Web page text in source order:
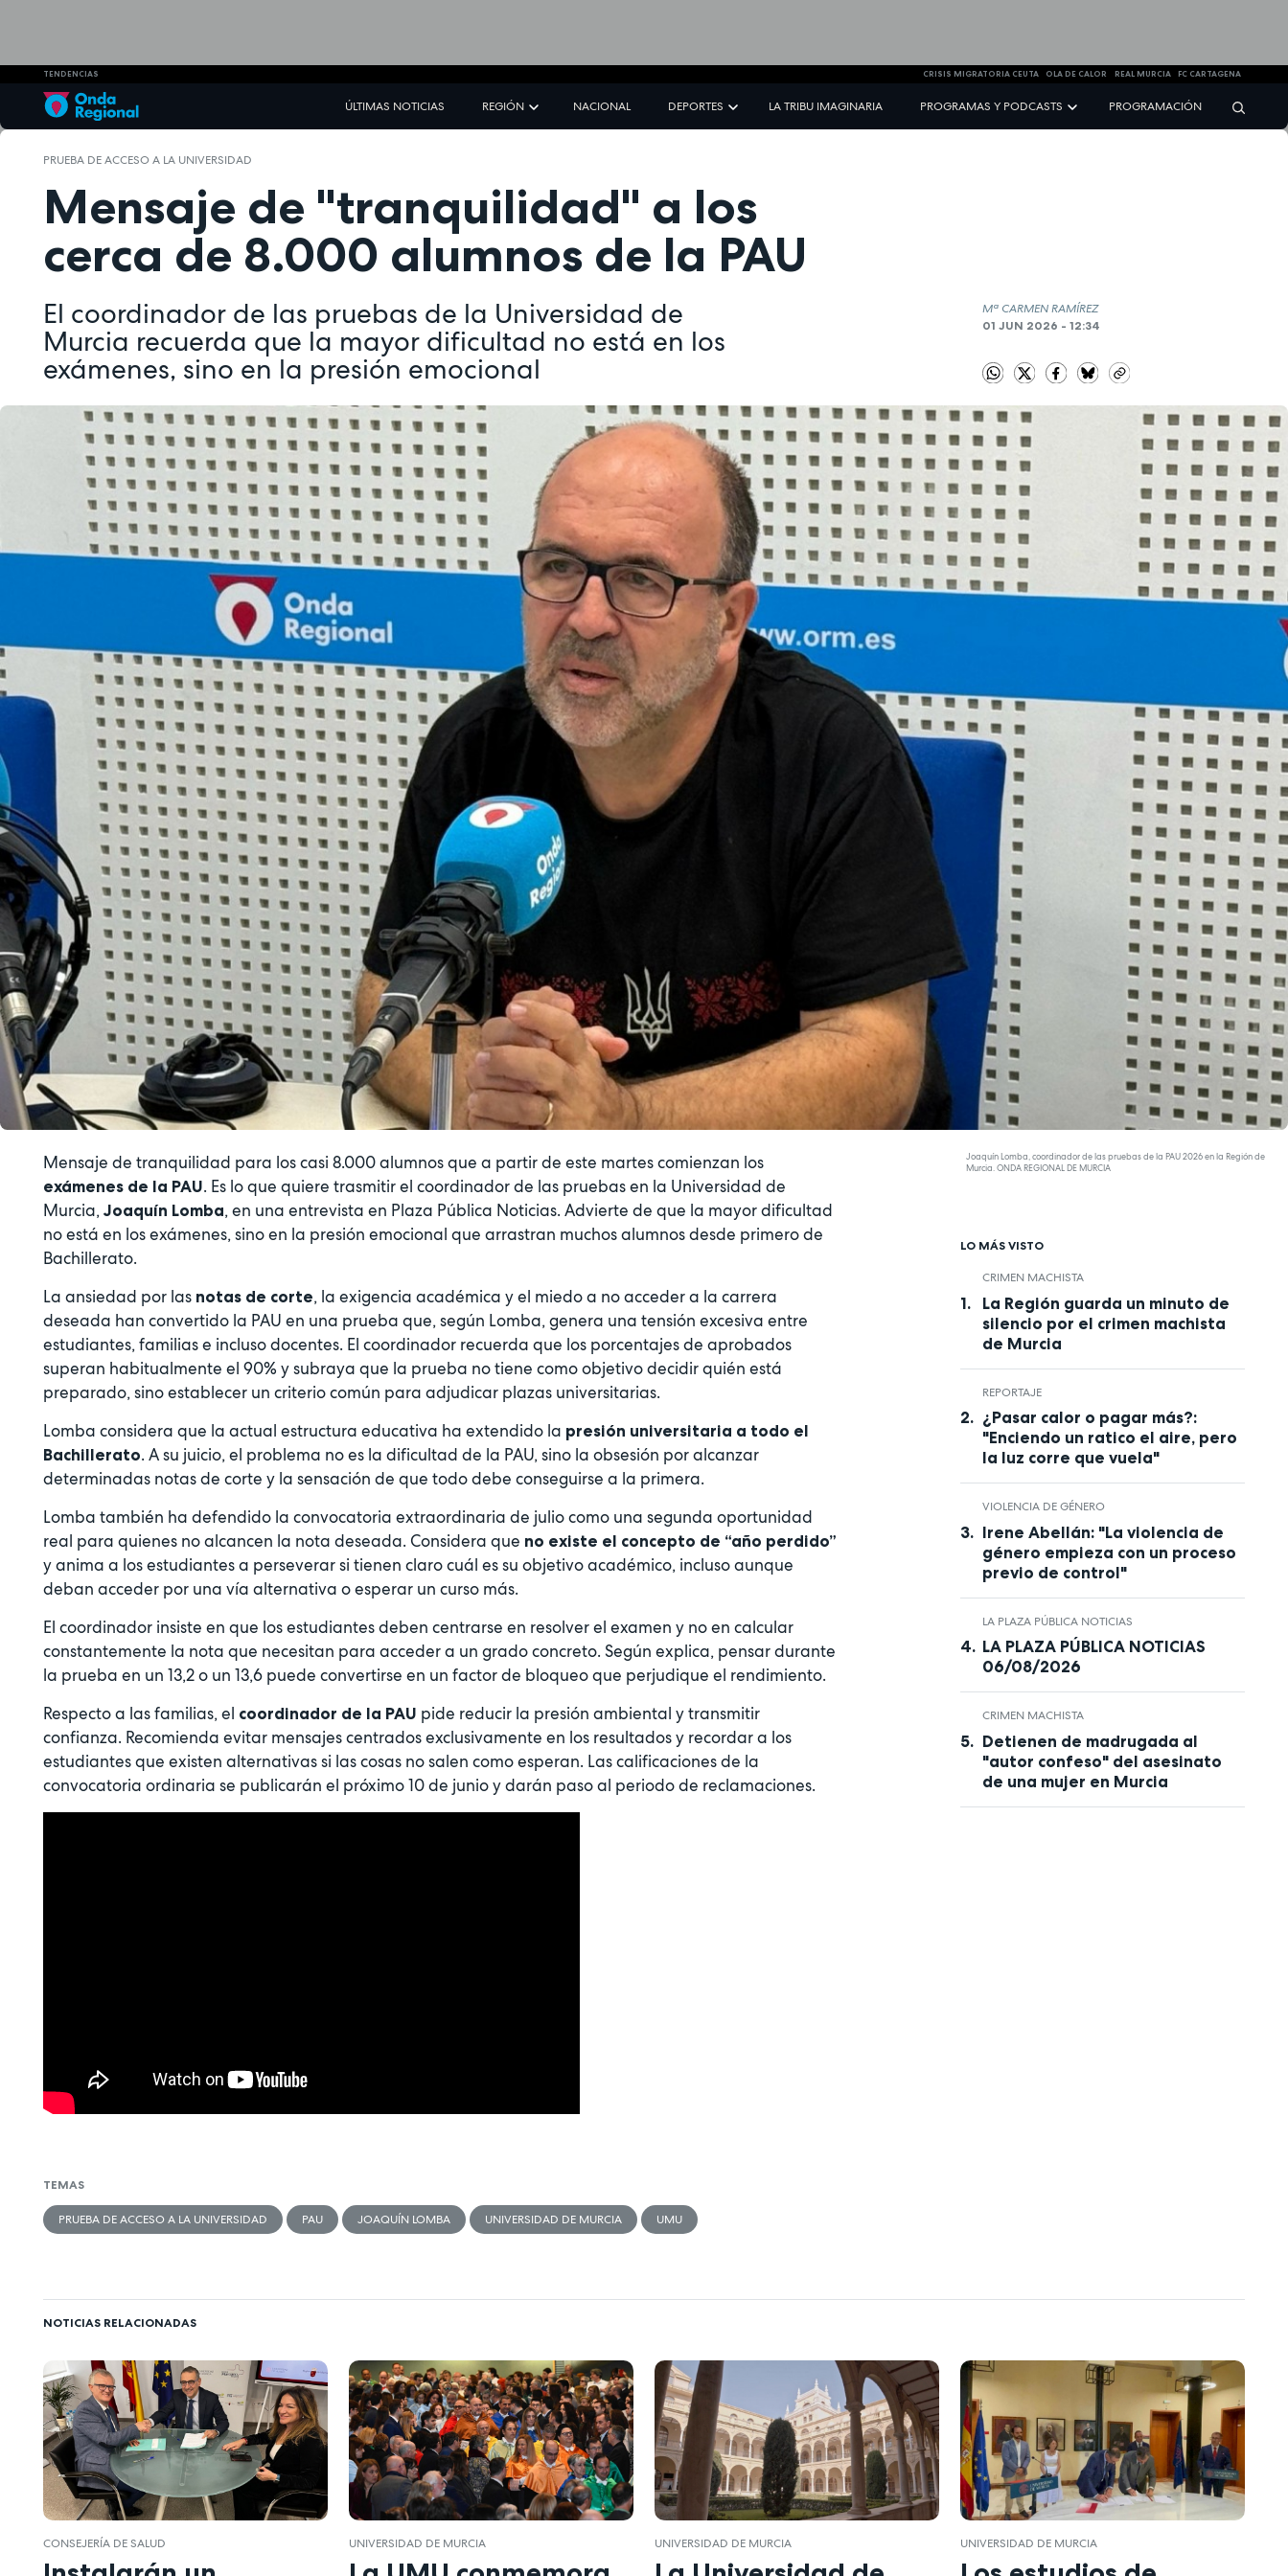
TENDENCIAS CRISIS MIGRATORIA CEUTA OLA DE CALOR REAL MURCIA FC CARTAGENA
ÚLTIMAS NOTICIAS REGIÓN NACIONAL DEPORTES LA TRIBU IMAGINARIA PROGRAMAS Y PODCASTS PROGRAMACIÓN
PRUEBA DE ACCESO A LA UNIVERSIDAD
Mensaje de "tranquilidad" a los
cerca de 8.000 alumnos de la PAU
El coordinador de las pruebas de la Universidad de
Murcia recuerda que la mayor dificultad no está en los
exámenes, sino en la presión emocional
Mª CARMEN RAMÍREZ
01 JUN 2026 - 12:34
Joaquín Lomba, coordinador de las pruebas de la PAU 2026 en la Región de
Murcia. ONDA REGIONAL DE MURCIA
Mensaje de tranquilidad para los casi 8.000 alumnos que a partir de este martes comienzan los
exámenes de la PAU. Es lo que quiere trasmitir el coordinador de las pruebas en la Universidad de
Murcia, Joaquín Lomba, en una entrevista en Plaza Pública Noticias. Advierte de que la mayor dificultad
no está en los exámenes, sino en la presión emocional que arrastran muchos alumnos desde primero de
Bachillerato.
La ansiedad por las notas de corte, la exigencia académica y el miedo a no acceder a la carrera
deseada han convertido la PAU en una prueba que, según Lomba, genera una tensión excesiva entre
estudiantes, familias e incluso docentes. El coordinador recuerda que los porcentajes de aprobados
superan habitualmente el 90% y subraya que la prueba no tiene como objetivo decidir quién está
preparado, sino establecer un criterio común para adjudicar plazas universitarias.
Lomba considera que la actual estructura educativa ha extendido la presión universitaria a todo el
Bachillerato. A su juicio, el problema no es la dificultad de la PAU, sino la obsesión por alcanzar
determinadas notas de corte y la sensación de que todo debe conseguirse a la primera.
Lomba también ha defendido la convocatoria extraordinaria de julio como una segunda oportunidad
real para quienes no alcancen la nota deseada. Considera que no existe el concepto de “año perdido”
y anima a los estudiantes a perseverar si tienen claro cuál es su objetivo académico, incluso aunque
deban acceder por una vía alternativa o esperar un curso más.
El coordinador insiste en que los estudiantes deben centrarse en resolver el examen y no en calcular
constantemente la nota que necesitan para acceder a un grado concreto. Según explica, pensar durante
la prueba en un 13,2 o un 13,6 puede convertirse en un factor de bloqueo que perjudique el rendimiento.
Respecto a las familias, el coordinador de la PAU pide reducir la presión ambiental y transmitir
confianza. Recomienda evitar mensajes centrados exclusivamente en los resultados y recordar a los
estudiantes que existen alternativas si las cosas no salen como esperan. Las calificaciones de la
convocatoria ordinaria se publicarán el próximo 10 de junio y darán paso al periodo de reclamaciones.
TEMAS
PRUEBA DE ACCESO A LA UNIVERSIDAD PAU JOAQUÍN LOMBA UNIVERSIDAD DE MURCIA UMU
LO MÁS VISTO
CRIMEN MACHISTA
La Región guarda un minuto de
silencio por el crimen machista
de Murcia
REPORTAJE
¿Pasar calor o pagar más?:
"Enciendo un ratico el aire, pero
la luz corre que vuela"
VIOLENCIA DE GÉNERO
Irene Abellán: "La violencia de
género empieza con un proceso
previo de control"
LA PLAZA PÚBLICA NOTICIAS
LA PLAZA PÚBLICA NOTICIAS
06/08/2026
CRIMEN MACHISTA
Detienen de madrugada al
"autor confeso" del asesinato
de una mujer en Murcia
NOTICIAS RELACIONADAS
CONSEJERÍA DE SALUD UNIVERSIDAD DE MURCIA UNIVERSIDAD DE MURCIA UNIVERSIDAD DE MURCIA